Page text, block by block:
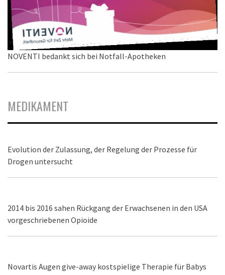
NOVENTI bedankt sich bei Notfall-Apotheken
MEDIKAMENT
Evolution der Zulassung, der Regelung der Prozesse für
Drogen untersucht
2014 bis 2016 sahen Rückgang der Erwachsenen in den USA
vorgeschriebenen Opioide
Novartis Augen give-away kostspielige Therapie für Babys